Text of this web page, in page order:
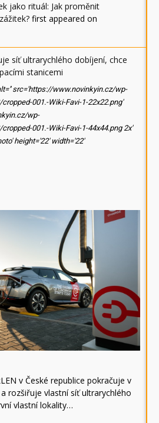
jako rituál: Jak proměnit
first appeared on
síť ultrarychlého dobíjení, chce
stanicemi
src='https://www.novinkyin.cz/wp-
001.-Wiki-Favi-1-22x22.png'
wp-
001.-Wiki-Favi-1-44x44.png 2x'
height='22' width='22'
v České republice pokračuje v
rozšiřuje vlastní síť ultrarychlého
vlastní lokality…